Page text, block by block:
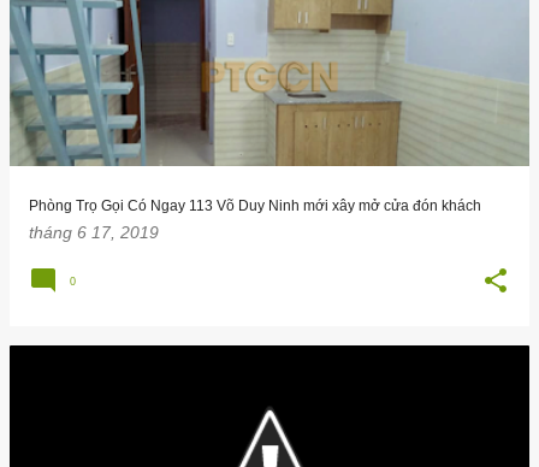
Phòng Trọ Gọi Có Ngay 113 Võ Duy Ninh mới xây mở cửa đón khách
tháng 6 17, 2019
0